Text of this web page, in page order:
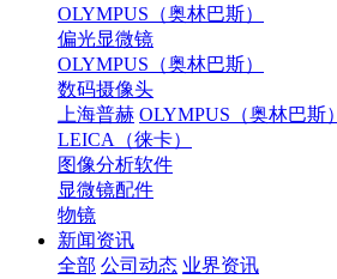
OLYMPUS（奥林巴斯）
偏光显微镜
OLYMPUS（奥林巴斯）
数码摄像头
上海普赫 OLYMPUS（奥林巴斯）
LEICA（徕卡）
图像分析软件
显微镜配件
物镜
新闻资讯
全部 公司动态 业界资讯